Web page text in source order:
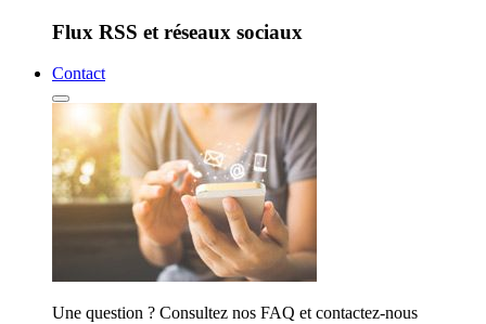
Flux RSS et réseaux sociaux
Contact
Une question ? Consultez nos FAQ et contactez-nous